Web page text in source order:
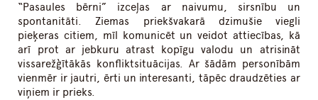
“Pasaules bērni” izceļas ar naivumu, sirsnību un
spontanitāti. Ziemas priekšvakarā dzimušie viegli
pieķeras citiem, mīl komunicēt un veidot attiecības, kā
arī prot ar jebkuru atrast kopīgu valodu un atrisināt
vissarežģītākās konfliktsituācijas. Ar šādām personībām
vienmēr ir jautri, ērti un interesanti, tāpēc draudzēties ar
viņiem ir prieks.